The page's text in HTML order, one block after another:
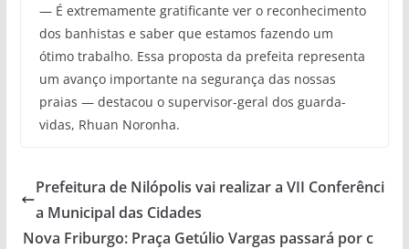
— É extremamente gratificante ver o reconhecimento
dos banhistas e saber que estamos fazendo um
ótimo trabalho. Essa proposta da prefeita representa
um avanço importante na segurança das nossas
praias — destacou o supervisor-geral dos guarda-
vidas, Rhuan Noronha.
Prefeitura de Nilópolis vai realizar a VII Conferênci
a Municipal das Cidades
Nova Friburgo: Praça Getúlio Vargas passará por c